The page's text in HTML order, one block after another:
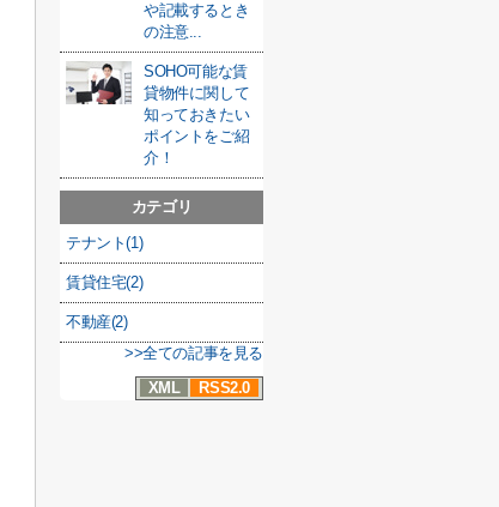
や記載するとき
の注意...
SOHO可能な賃
貸物件に関して
知っておきたい
ポイントをご紹
介！
カテゴリ
テナント(1)
賃貸住宅(2)
不動産(2)
>>全ての記事を見る
XML
RSS2.0